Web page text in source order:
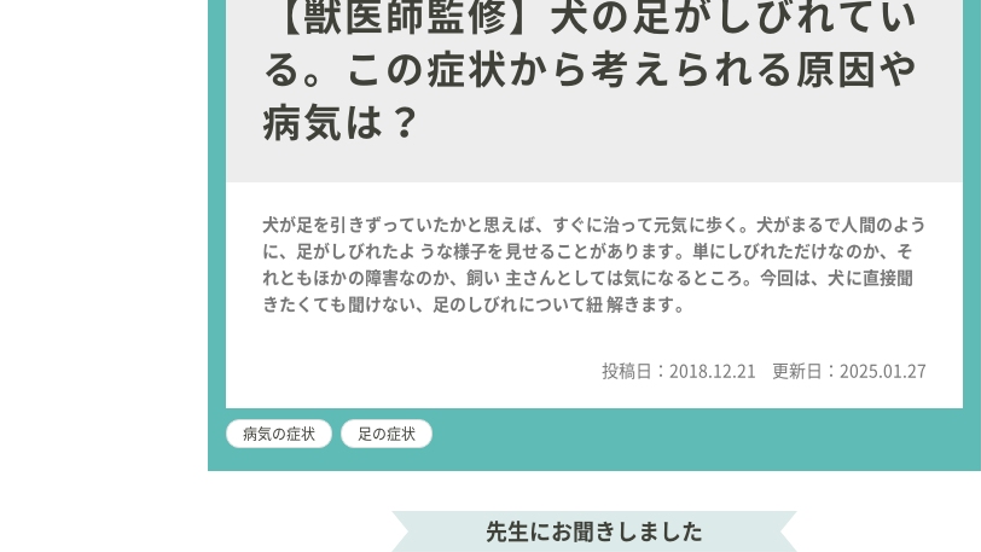
【獣医師監修】犬の足がしびれてい
る。この症状から考えられる原因や
病気は？
犬が足を引きずっていたかと思えば、すぐに治って元気に歩く。犬がまるで人間のよう
に、足がしびれたよ うな様子を見せることがあります。単にしびれただけなのか、そ
れともほかの障害なのか、飼い 主さんとしては気になるところ。今回は、犬に直接聞
きたくても聞けない、足のしびれについて紐 解きます。
投稿日： 2018.12.21 更新日： 2025.01.27
病気の症状 足の症状
先生にお聞きしました